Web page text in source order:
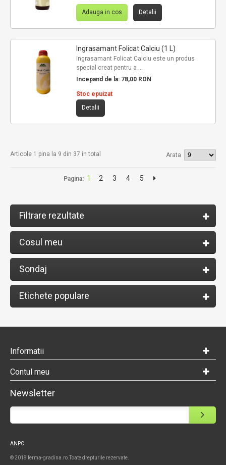
Adauga in cos Detalii
Ingrasamant Folicat Calciu (1 L)
Ingrasamant Folicat Calciu este un produs
special creat pentru a ...
Incepand de la: 78,00 RON
Stoc epuizat
Detalii
Articole 1 pina la 9 din 37 in total Arata
Pagina: 1 2 3 4 5
Filtrare rezultate
Cosul meu
Sondaj
Etichete populare
Informatii
Contul meu
Newsletter
ANPC
© 2018 ferma-gradina.ro.Toate drepturile rezervate.